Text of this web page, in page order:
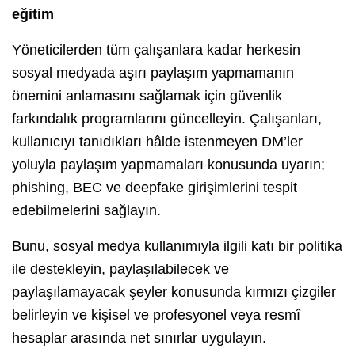
eğitim
Yöneticilerden tüm çalışanlara kadar herkesin
sosyal medyada aşırı paylaşım yapmamanın
önemini anlamasını sağlamak için güvenlik
farkındalık programlarını güncelleyin. Çalışanları,
kullanıcıyı tanıdıkları hâlde istenmeyen DM’ler
yoluyla paylaşım yapmamaları konusunda uyarın;
phishing, BEC ve deepfake girişimlerini tespit
edebilmelerini sağlayın.
Bunu, sosyal medya kullanımıyla ilgili katı bir politika
ile destekleyin, paylaşılabilecek ve
paylaşılamayacak şeyler konusunda kırmızı çizgiler
belirleyin ve kişisel ve profesyonel veya resmî
hesaplar arasında net sınırlar uygulayın.